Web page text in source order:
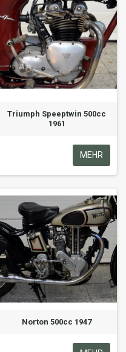
Triumph Speeptwin 500cc
1961
MEHR
Norton 500cc 1947